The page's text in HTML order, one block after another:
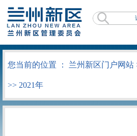
您当前的位置 ： 兰州新区门户网站
>> 2021年